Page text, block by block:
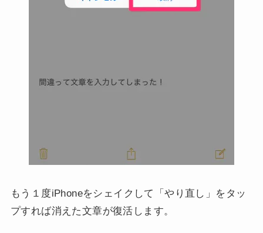
もう１度iPhoneをシェイクして「やり直し」をタッ
プすれば消えた文章が復活します。